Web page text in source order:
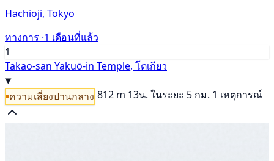
Hachioji, Tokyo
ทางการ ·1 เดือนที่แล้ว
1
Takao-san Yakuō-in Temple, โตเกียว
ความเสี่ยงปานกลาง 812 m 13น. ในระยะ 5 กม. 1 เหตุการณ์